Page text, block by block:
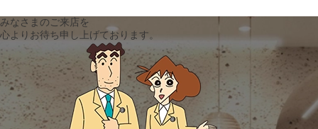
みなさまのご来店を
心よりお待ち申し上げております。